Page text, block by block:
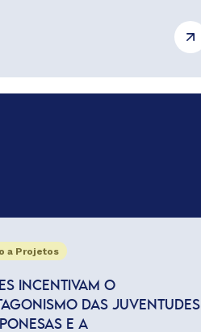
a Projetos
INCENTIVAM O
DAS JUVENTUDES
E A